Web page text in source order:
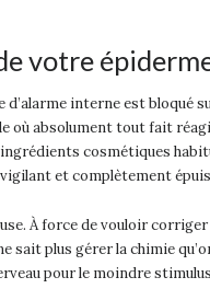
votre
interne est bloqué
absolument tout fait
cosmétiques
et complètement
À force de vouloir
plus gérer la chimie
pour le moindre